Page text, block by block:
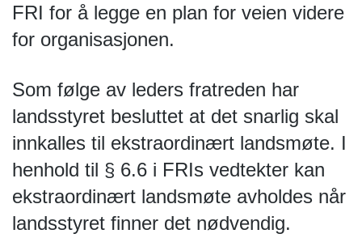
FRI for å legge en plan for veien videre
for organisasjonen.
Som følge av leders fratreden har
landsstyret besluttet at det snarlig skal
innkalles til ekstraordinært landsmøte. I
henhold til § 6.6 i FRIs vedtekter kan
ekstraordinært landsmøte avholdes når
landsstyret finner det nødvendig.